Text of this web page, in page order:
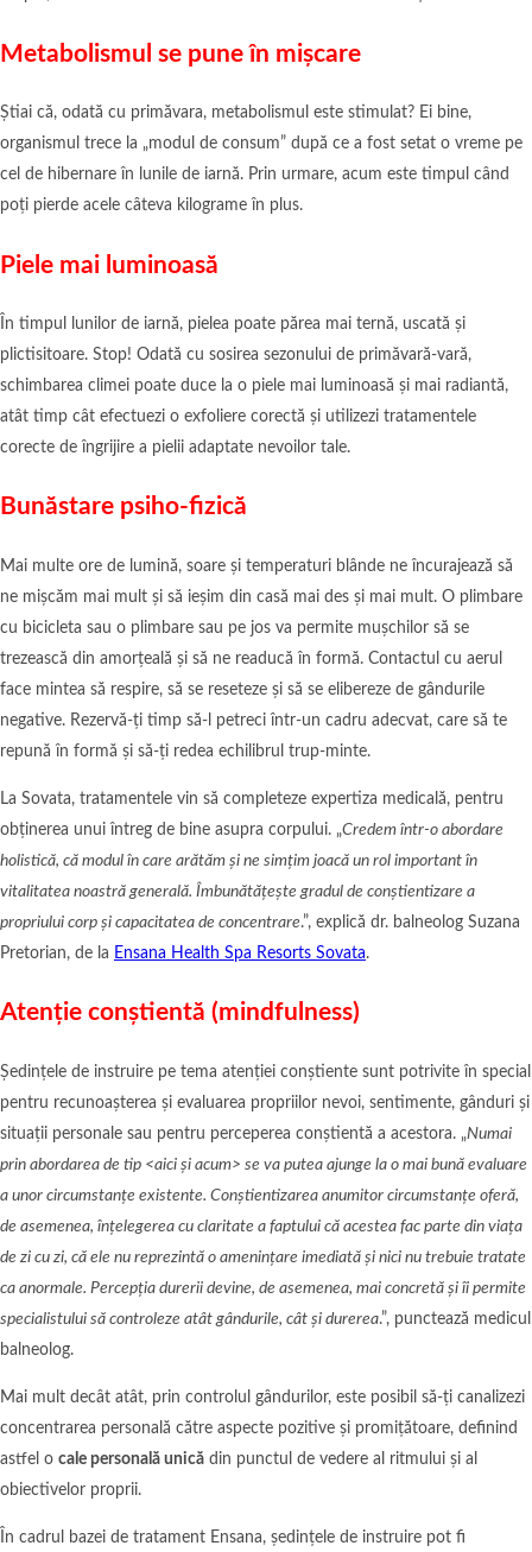
Metabolismul se pune în mișcare
Știai că, odată cu primăvara, metabolismul este stimulat? Ei bine,
organismul trece la „modul de consum” după ce a fost setat o vreme pe
cel de hibernare în lunile de iarnă. Prin urmare, acum este timpul când
poți pierde acele câteva kilograme în plus.
Piele mai luminoasă
În timpul lunilor de iarnă, pielea poate părea mai ternă, uscată și
plictisitoare. Stop! Odată cu sosirea sezonului de primăvară-vară,
schimbarea climei poate duce la o piele mai luminoasă și mai radiantă,
atât timp cât efectuezi o exfoliere corectă și utilizezi tratamentele
corecte de îngrijire a pielii adaptate nevoilor tale.
Bunăstare psiho-fizică
Mai multe ore de lumină, soare și temperaturi blânde ne încurajează să
ne mișcăm mai mult și să ieșim din casă mai des și mai mult. O plimbare
cu bicicleta sau o plimbare sau pe jos va permite mușchilor să se
trezească din amorțeală și să ne readucă în formă. Contactul cu aerul
face mintea să respire, să se reseteze și să se elibereze de gândurile
negative. Rezervă-ți timp să-l petreci într-un cadru adecvat, care să te
repună în formă și să-ți redea echilibrul trup-minte.
La Sovata, tratamentele vin să completeze expertiza medicală, pentru
obținerea unui întreg de bine asupra corpului. „Credem într-o abordare
holistică, că modul în care arătăm și ne simțim joacă un rol important în
vitalitatea noastră generală. Îmbunătățește gradul de conștientizare a
propriului corp și capacitatea de concentrare.”, explică dr. balneolog Suzana
Pretorian, de la Ensana Health Spa Resorts Sovata.
Atenție conștientă (mindfulness)
Ședințele de instruire pe tema atenției conștiente sunt potrivite în special
pentru recunoașterea și evaluarea propriilor nevoi, sentimente, gânduri și
situații personale sau pentru perceperea conștientă a acestora. „Numai
prin abordarea de tip <aici și acum> se va putea ajunge la o mai bună evaluare
a unor circumstanțe existente. Conștientizarea anumitor circumstanțe oferă,
de asemenea, înțelegerea cu claritate a faptului că acestea fac parte din viața
de zi cu zi, că ele nu reprezintă o amenințare imediată și nici nu trebuie tratate
ca anormale. Percepția durerii devine, de asemenea, mai concretă și îi permite
specialistului să controleze atât gândurile, cât și durerea.”, punctează medicul
balneolog.
Mai mult decât atât, prin controlul gândurilor, este posibil să-ți canalizezi
concentrarea personală către aspecte pozitive și promițătoare, definind
astfel o cale personală unică din punctul de vedere al ritmului și al
obiectivelor proprii.
În cadrul bazei de tratament Ensana, ședințele de instruire pot fi